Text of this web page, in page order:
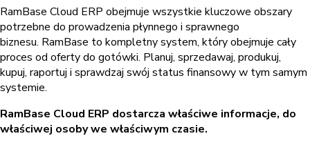
RamBase Cloud ERP obejmuje wszystkie kluczowe obszary
potrzebne do prowadzenia płynnego i sprawnego
biznesu. RamBase to kompletny system, który obejmuje cały
proces od oferty do gotówki. Planuj, sprzedawaj, produkuj,
kupuj, raportuj i sprawdzaj swój status finansowy w tym samym
systemie.
RamBase Cloud ERP dostarcza właściwe informacje, do
właściwej osoby we właściwym czasie.